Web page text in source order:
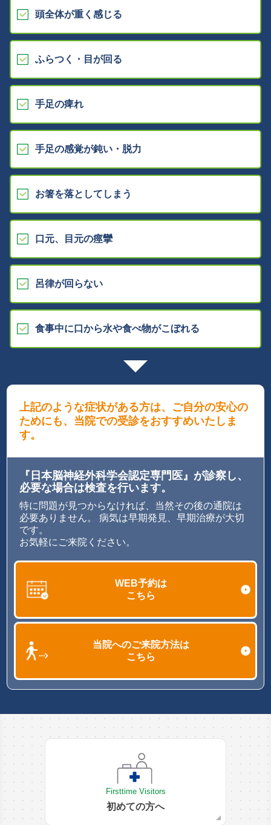
頭全体が重く感じる
ふらつく・目が回る
手足の痺れ
手足の感覚が鈍い・脱力
お箸を落としてしまう
口元、目元の痙攣
呂律が回らない
食事中に口から水や食べ物がこぼれる
上記のような症状がある方は、ご自分の安心の
ためにも、 当院での受診をおすすめいたしま
す。
『日本脳神経外科学会認定専門医』が診察し、
必要な場合は検査を行います。
特に問題が見つからなければ、当然その後の通院は
必要ありません。 病気は早期発見、早期治療が大切
です。
お気軽にご来院ください。
WEB予約は
こちら
当院へのご来院方法は
こちら
Firsttime Visitors
初めての方へ